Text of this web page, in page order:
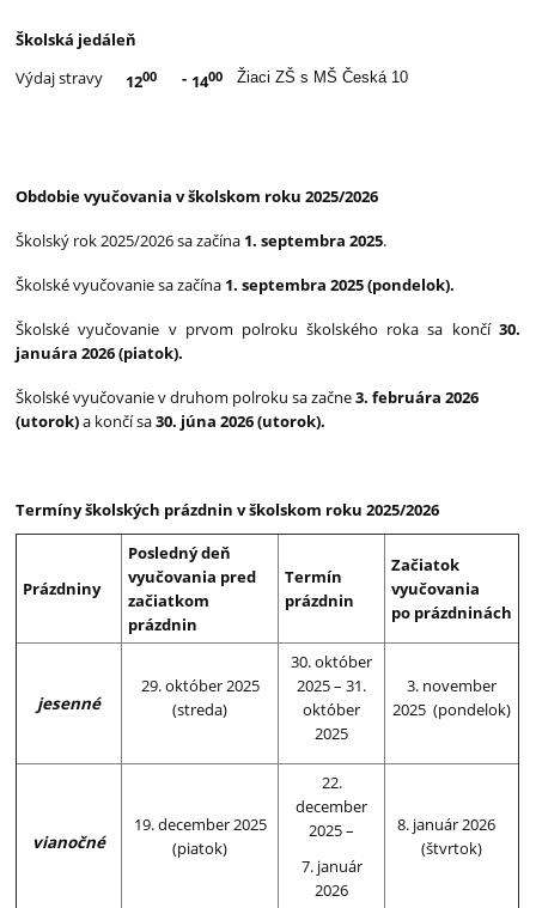
Školská jedáleň
Výdaj stravy
1200 - 1400 Žiaci ZŠ s MŠ Česká 10
Obdobie vyučovania v školskom roku 2025/2026
Školský rok 2025/2026 sa začína 1. septembra 2025.
Školské vyučovanie sa začína 1. septembra 2025 (pondelok).
Školské vyučovanie v prvom polroku školského roka sa končí 30.
januára 2026(piatok).
Školské vyučovanie v druhom polroku sa začne3.februára 2026
(utorok)a končí sa30. júna 2026 (utorok).
Termíny školských prázdnin v školskom roku 2025/2026
Prázdniny
Posledný deň
vyučovania pred
začiatkom
prázdnin
Termín
prázdnin
Začiatok
vyučovania
po prázdninách
jesenné
29. október 2025
(streda)
30. október
2025 – 31.
október
2025
3. november
2025 (pondelok)
vianočné
19. december 2025
(piatok)
22.
december
2025 –
7. január
2026
8. január 2026
(štvrtok)